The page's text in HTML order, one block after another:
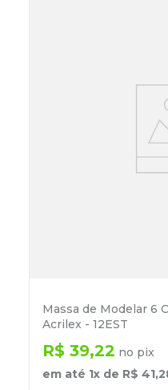
Massa de Modelar 6
Acrilex - 12EST
R$ 39,22 no pix
em até 1x de R$ 41,